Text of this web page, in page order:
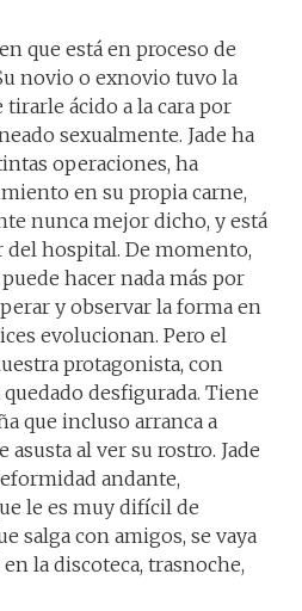
que está en proceso de
novio o exnovio tuvo la
tirarle ácido a la cara por
sexualmente. Jade ha
operaciones, ha
en su propia carne,
nunca mejor dicho, y está
del hospital. De momento,
hacer nada más por
y observar la forma en
evolucionan. Pero el
protagonista, con
desfigurada. Tiene
que incluso arranca a
asusta al ver su rostro. Jade
andante,
le es muy difícil de
salga con amigos, se vaya
la discoteca, trasnoche,